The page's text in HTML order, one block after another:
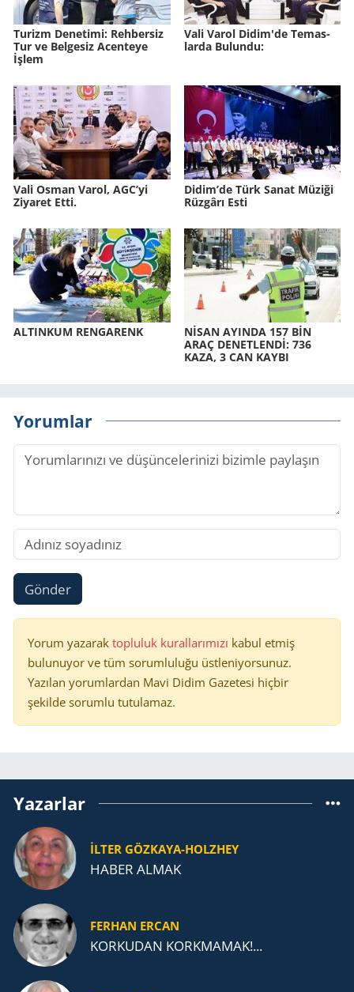
Tu­rizm De­ne­ti­mi: Reh­ber­siz
Tur ve Bel­ge­siz Acen­te­ye
İşlem
Vali Varol Didim'de Te­mas­
lar­da Bu­lun­du:
Vali Osman Varol, AGC’yi
Ziyaret Etti.
Didim’de Türk Sanat Mü­zi­ği
Rüz­gâ­rı Esti
AL­TIN­KUM REN­GA­RENK
NİSAN AYIN­DA 157 BİN
ARAÇ DE­NET­LENDİ: 736
KAZA, 3 CAN KAYBI
Yorumlar
Gönder
Yorum yazarak topluluk kurallarımızı kabul etmiş
bulunuyor ve tüm sorumluluğu üstleniyorsunuz.
Yazılan yorumlardan Mavi Didim Gazetesi hiçbir
şekilde sorumlu tutulamaz.
Yazarlar
İLTER GÖZKAYA-HOLZHEY
HABER ALMAK
FERHAN ERCAN
KORKUDAN KORKMAMAK!...